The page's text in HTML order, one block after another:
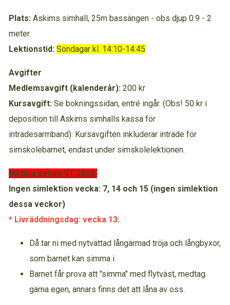
Plats: Askims simhall, 25m bassängen - obs djup 0.9 - 2
meter.
Lektionstid: Söndagar kl. 14:10-14:45
Avgifter
Medlemsavgift (kalenderår): 200 kr
Kursavgift: Se bokningssidan, entré ingår. (Obs! 50 kr i
deposition till Askims simhalls kassa för
inträdesarmband). Kursavgiften inkluderar inträde för
simskolebarnet, endast under simskolelektionen.
Viktiga datum VT 2026:
Ingen simlektion vecka: 7, 14 och 15 (ingen simlektion
dessa veckor)
* Livräddningsdag: vecka 13:
Då tar ni med nytvättad långärmad tröja och långbyxor,
som barnet kan simma i.
Barnet får prova att "simma" med flytväst, medtag
gärna egen, annars finns det att låna av oss.